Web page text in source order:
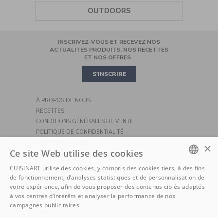
BLENDER
BATTEUR
ROBOT PÂTISSIER
AIR FRYER
MINI OVEN
PIZZA
CAFETIÈRE FILTRE
CASSEROLES ET POÊLES
OUTDOORS
INSCRIVEZ-VOUS ET RECEVEZ NOS
ACTUALITES PRODUITS, NOS RECETTES
ET NOS OFFRES
S'INSCRIRE
À PROPOS DE NOUS
RECETTES
CONDITIONS GÉNÉRALES DE VENTE
POLITIQUE DE CONFIDENTIALITÉ
POLITIQUE DE COOKIE
SERVICE CONSOMMATEURS
LIVRAISON
RETOURS
DUTCH
FRENCH
×
Ce site Web utilise des cookies
CUISINART utilise des cookies, y compris des cookies tiers, à des fins
de fonctionnement, d’analyses statistiques et de personnalisation de
votre expérience, afin de vous proposer des contenus ciblés adaptés
à vos centres d’intérêts et analyser la performance de nos
campagnes publicitaires.